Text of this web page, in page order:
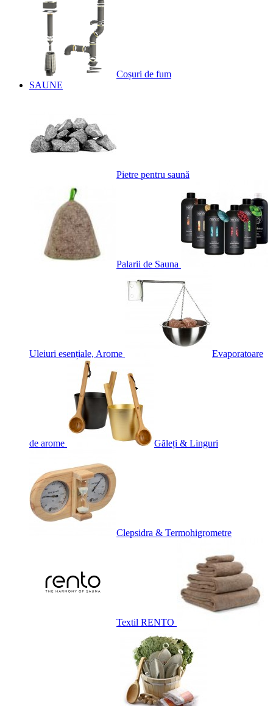
Coșuri de fum
SAUNE
Pietre pentru saună
Palarii de Sauna
Uleiuri esențiale, Arome Evaporatoare
de arome Găleți & Linguri
Clepsidra & Termohigrometre
Textil RENTO